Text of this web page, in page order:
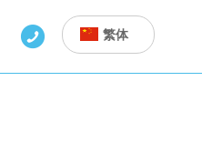
繁体
